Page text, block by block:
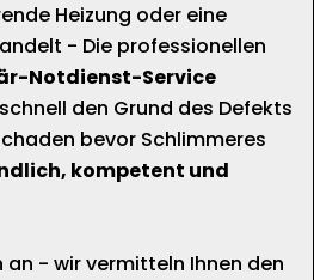
Heizung oder eine
- Die professionellen
Notdienst-Service
den Grund des Defekts
bevor Schlimmeres
kompetent und
an - wir vermitteln Ihnen den